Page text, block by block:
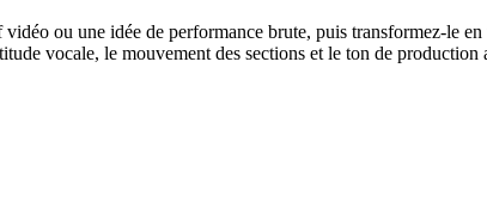
ou une idée de performance brute, puis transformez-le
vocale, le mouvement des sections et le ton de